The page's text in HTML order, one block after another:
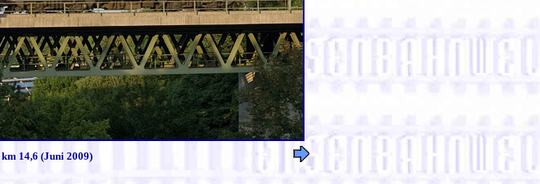
14,6 (Juni 2009)